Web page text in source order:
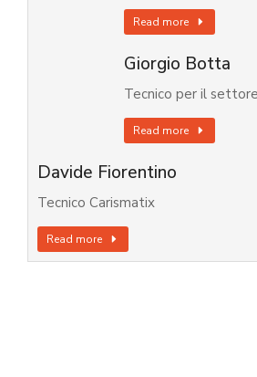
Read more
Giorgio Botta
Tecnico per il
Read more
Davide Fiorentino
Tecnico Carismatix
Read more